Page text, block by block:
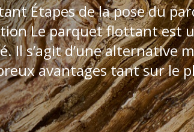
Étapes de la pose du
Le parquet flottant est
Il s’agit d’une alternative
avantages tant sur le